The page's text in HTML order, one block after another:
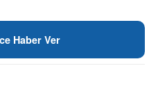
Haber Ver